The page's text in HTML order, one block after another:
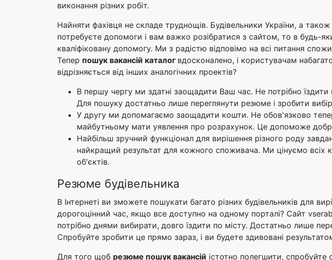
виконання різних робіт.
Найняти фахівця не складе труднощів. Будівельники України, а
потребуєте допомоги і вам важко розібратися з сайтом, то в будь-
кваліфіковану допомогу. Ми з радістю відповімо на всі питання
Тепер пошук вакансій каталог вдосконалено, і користувачам
відрізняється від інших аналогічних проектів?
В першу чергу ми здатні заощадити Ваш час. Не потрібно
Для пошуку достатньо лише переглянути резюме і зробити
У другу ми допомагаємо заощадити кошти. Не обов'язково
майбутньому мати уявлення про розрахунок. Це допоможе
Найбільш зручний функціонал для вирішення різного роду
найкращий результат для кожного споживача. Ми цінуємо всіх
об'єктів.
Резюме будівельника
В Інтернеті ви зможете пошукати багато різних будівельників для
дорогоцінний час, якщо все доступно на одному порталі? Сайт
потрібно днями вибирати, довго їздити по місту. Достатньо лише
Спробуйте зробити це прямо зараз, і ви будете здивовані
Для того щоб резюме пошук вакансій істотно полегшити,